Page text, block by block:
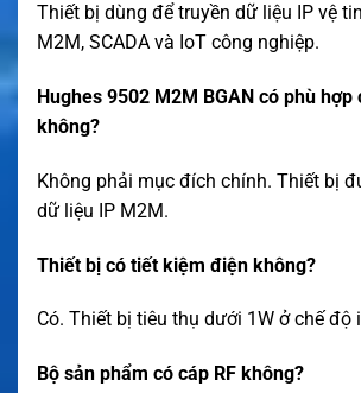
Thiết bị dùng để truyền dữ liệu IP vệ
M2M, SCADA và IoT công nghiệp.
Hughes 9502 M2M BGAN có phù hợp
không?
Không phải mục đích chính. Thiết bị
dữ liệu IP M2M.
Thiết bị có tiết kiệm điện không?
Có. Thiết bị tiêu thụ dưới 1W ở chế độ
Bộ sản phẩm có cáp RF không?